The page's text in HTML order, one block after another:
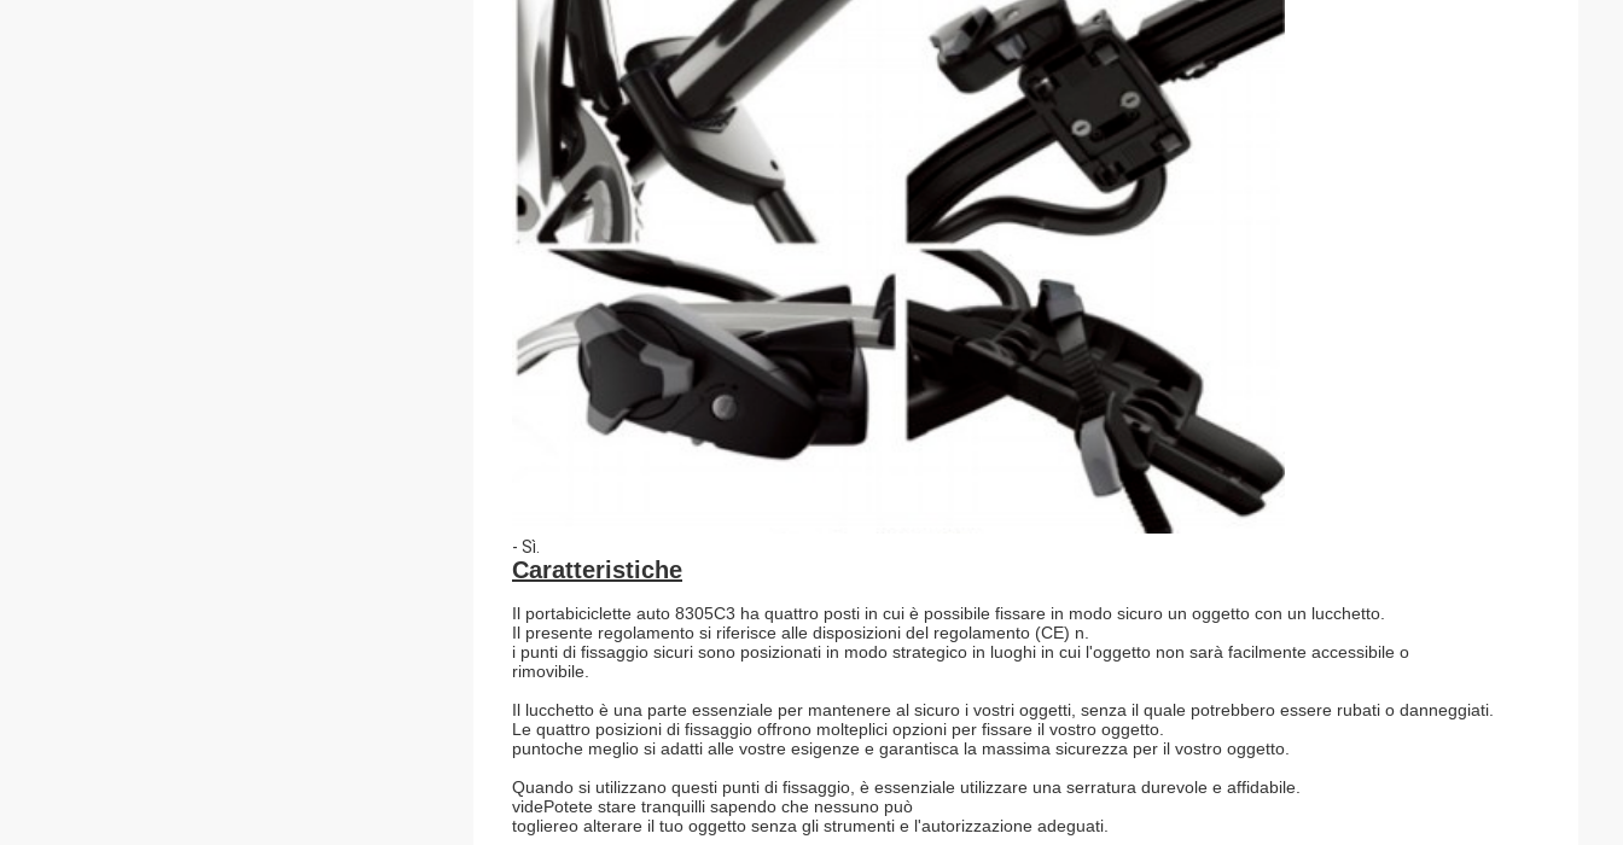
- Sì.
Caratteristiche
Il portabiciclette auto 8305C3 ha quattro posti in cui è possibile fissare in modo sicuro un oggetto con un lucchetto.
Il presente regolamento si riferisce alle disposizioni del regolamento (CE) n.
i punti di fissaggio sicuri sono posizionati in modo strategico in luoghi in cui l'oggetto non sarà facilmente accessibile o
rimovibile.
Il lucchetto è una parte essenziale per mantenere al sicuro i vostri oggetti, senza il quale potrebbero essere rubati o danneggiati.
Le quattro posizioni di fissaggio offrono molteplici opzioni per fissare il vostro oggetto.
puntoche meglio si adatti alle vostre esigenze e garantisca la massima sicurezza per il vostro oggetto.
Quando si utilizzano questi punti di fissaggio, è essenziale utilizzare una serratura durevole e affidabile.
videPotete stare tranquilli sapendo che nessuno può
togliereo alterare il tuo oggetto senza gli strumenti e l'autorizzazione adeguati.